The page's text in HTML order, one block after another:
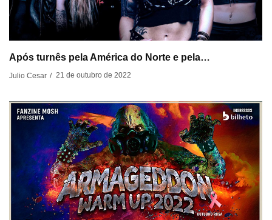
Após turnês pela América do Norte e pela…
Julio Cesar / 21 de outubro de 2022